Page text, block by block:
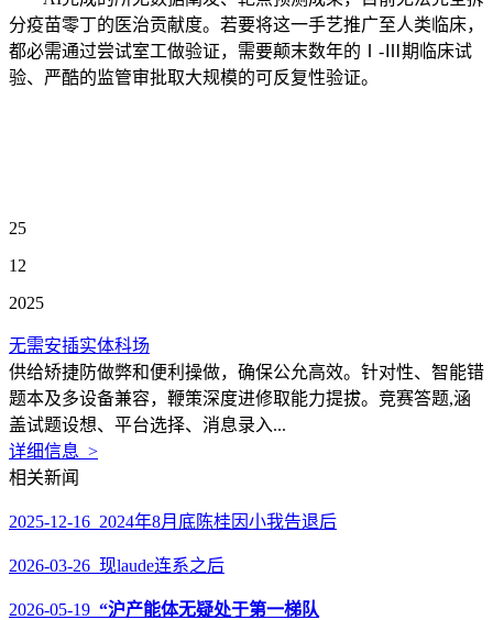
分疫苗零丁的医治贡献度。若要将这一手艺推广至人类临床，
都必需通过尝试室工做验证，需要颠末数年的Ⅰ-Ⅲ期临床试
验、严酷的监管审批取大规模的可反复性验证。
25
12
2025
无需安插实体科场
供给矫捷防做弊和便利操做，确保公允高效。针对性、智能错
题本及多设备兼容，鞭策深度进修取能力提拔。竞赛答题,涵
盖试题设想、平台选择、消息录入...
详细信息 >
相关新闻
2025-12-16 2024年8月底陈桂因小我告退后
2026-03-26 现laude连系之后
2026-05-19 “沪产能体无疑处于第一梯队